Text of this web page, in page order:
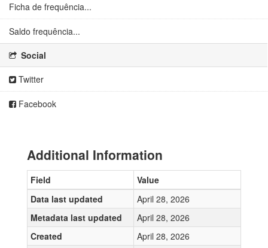
Ficha de frequência...
Saldo frequência...
Social
Twitter
Facebook
Additional Information
Field
Value
Data last updated
April 28, 2026
Metadata last updated
April 28, 2026
Created
April 28, 2026